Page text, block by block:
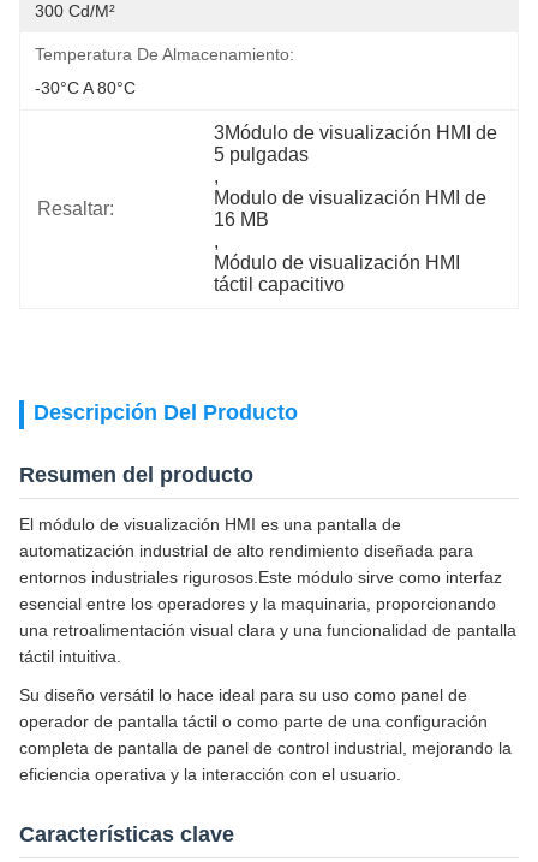
300 Cd/m²
Temperatura De Almacenamiento:
-30°C A 80°C
Resaltar:
3Módulo de visualización HMI de
5 pulgadas
,
Modulo de visualización HMI de
16 MB
,
Módulo de visualización HMI
táctil capacitivo
Descripción Del Producto
Resumen del producto
El módulo de visualización HMI es una pantalla de
automatización industrial de alto rendimiento diseñada para
entornos industriales rigurosos.Este módulo sirve como interfaz
esencial entre los operadores y la maquinaria, proporcionando
una retroalimentación visual clara y una funcionalidad de pantalla
táctil intuitiva.
Su diseño versátil lo hace ideal para su uso como panel de
operador de pantalla táctil o como parte de una configuración
completa de pantalla de panel de control industrial, mejorando la
eficiencia operativa y la interacción con el usuario.
Características clave